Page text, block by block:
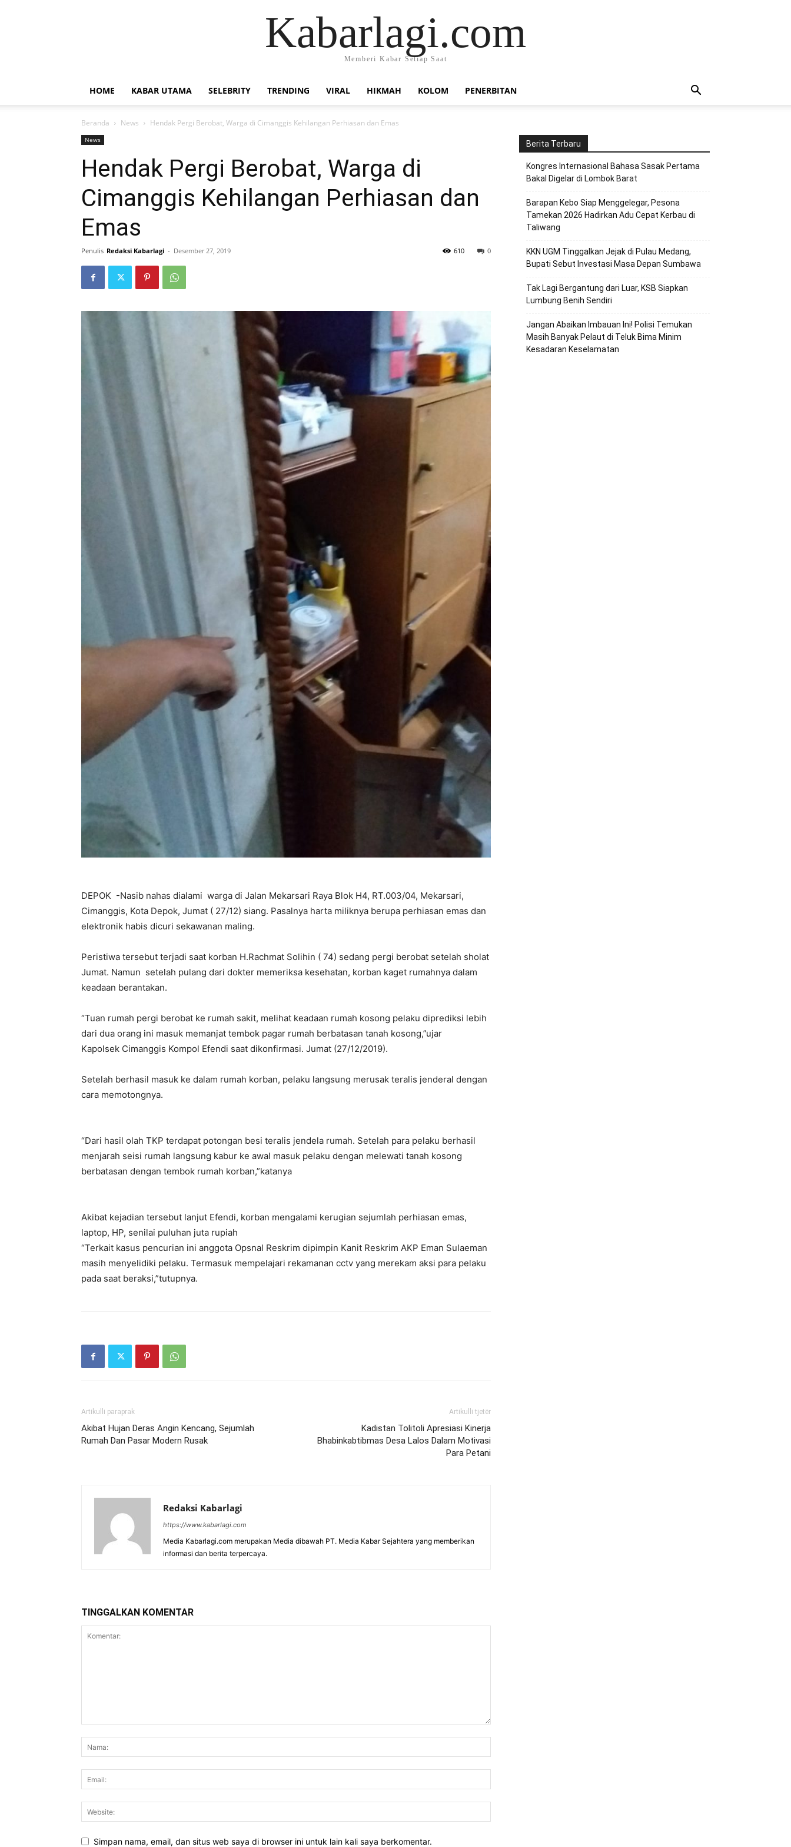
Kabarlagi.com
Memberi Kabar Setiap Saat
HOME KABAR UTAMA SELEBRITY TRENDING VIRAL HIKMAH KOLOM PENERBITAN
Beranda News Hendak Pergi Berobat, Warga di Cimanggis Kehilangan Perhiasan dan Emas
News
Hendak Pergi Berobat, Warga di
Cimanggis Kehilangan Perhiasan dan
Emas
Penulis Redaksi Kabarlagi - Desember 27, 2019 0
610
DEPOK -Nasib nahas dialami warga di Jalan Mekarsari Raya Blok H4, RT.003/04, Mekarsari,
Cimanggis, Kota Depok, Jumat ( 27/12) siang. Pasalnya harta miliknya berupa perhiasan emas dan
elektronik habis dicuri sekawanan maling.
Peristiwa tersebut terjadi saat korban H.Rachmat Solihin ( 74) sedang pergi berobat setelah sholat
Jumat. Namun setelah pulang dari dokter memeriksa kesehatan, korban kaget rumahnya dalam
keadaan berantakan.
“Tuan rumah pergi berobat ke rumah sakit, melihat keadaan rumah kosong pelaku diprediksi lebih
dari dua orang ini masuk memanjat tembok pagar rumah berbatasan tanah kosong,”ujar
Kapolsek Cimanggis Kompol Efendi saat dikonfirmasi. Jumat (27/12/2019).
Setelah berhasil masuk ke dalam rumah korban, pelaku langsung merusak teralis jenderal dengan
cara memotongnya.
“Dari hasil olah TKP terdapat potongan besi teralis jendela rumah. Setelah para pelaku berhasil
menjarah seisi rumah langsung kabur ke awal masuk pelaku dengan melewati tanah kosong
berbatasan dengan tembok rumah korban,”katanya
Akibat kejadian tersebut lanjut Efendi, korban mengalami kerugian sejumlah perhiasan emas,
laptop, HP, senilai puluhan juta rupiah
“Terkait kasus pencurian ini anggota Opsnal Reskrim dipimpin Kanit Reskrim AKP Eman Sulaeman
masih menyelidiki pelaku. Termasuk mempelajari rekamanan cctv yang merekam aksi para pelaku
pada saat beraksi,”tutupnya.
Artikulli paraprak
Akibat Hujan Deras Angin Kencang, Sejumlah
Rumah Dan Pasar Modern Rusak
Artikulli tjetër
Kadistan Tolitoli Apresiasi Kinerja
Bhabinkabtibmas Desa Lalos Dalam Motivasi
Para Petani
Redaksi Kabarlagi
https://www.kabarlagi.com
Media Kabarlagi.com merupakan Media dibawah PT. Media Kabar Sejahtera yang memberikan
informasi dan berita terpercaya.
TINGGALKAN KOMENTAR
Simpan nama, email, dan situs web saya di browser ini untuk lain kali saya berkomentar.
Berita Terbaru
Kongres Internasional Bahasa Sasak Pertama
Bakal Digelar di Lombok Barat
Barapan Kebo Siap Menggelegar, Pesona
Tamekan 2026 Hadirkan Adu Cepat Kerbau di
Taliwang
KKN UGM Tinggalkan Jejak di Pulau Medang,
Bupati Sebut Investasi Masa Depan Sumbawa
Tak Lagi Bergantung dari Luar, KSB Siapkan
Lumbung Benih Sendiri
Jangan Abaikan Imbauan Ini! Polisi Temukan
Masih Banyak Pelaut di Teluk Bima Minim
Kesadaran Keselamatan